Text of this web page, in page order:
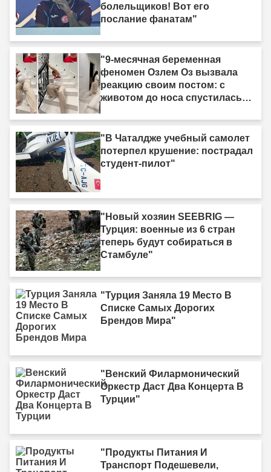
болельщиков! Вот его
послание фанатам"
"9-месячная беременная
феномен Озлем Оз вызвала
реакцию своим постом: с
животом до носа спустилась
"В Чаталдже учебный самолет
потерпел крушение: пострадал
студент-пилот"
"Новый хозяин SEEBRIG —
Турция: военные из 6 стран
теперь будут собираться в
Стамбуле"
"Турция Заняла 19 Место В
Списке Самых Дорогих
Брендов Мира"
"Венский Филармонический
Оркестр Даст Два Концерта В
Турции"
"Продукты Питания И
Транспорт Подешевели,